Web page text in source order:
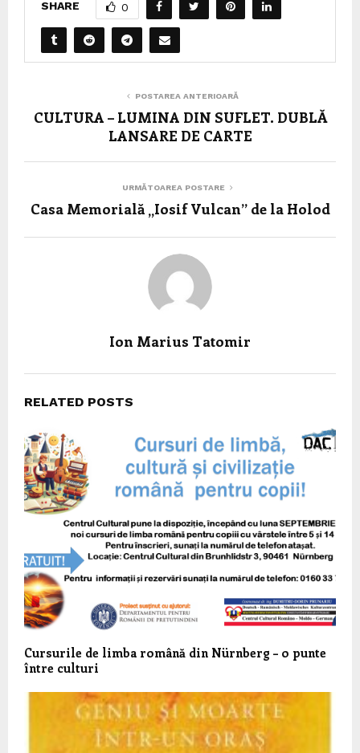
SHARE 0
POSTAREA ANTERIOARĂ
CULTURA – LUMINA DIN SUFLET. DUBLĂ
LANSARE DE CARTE
URMĂTOAREA POSTARE
Casa Memorială „Iosif Vulcan” de la Holod
Ion Marius Tatomir
RELATED POSTS
Cursurile de limba română din Nürnberg – o punte
între culturi